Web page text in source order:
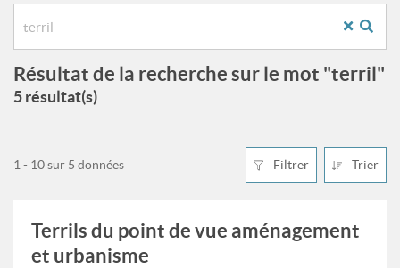
Résultat de la recherche sur le mot "terril"
5 résultat(s)
Filtrer Trier
1 - 10 sur 5 données
Terrils du point de vue aménagement
et urbanisme